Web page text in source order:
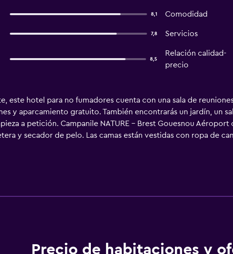
8,1 Comodidad
7,8 Servicios
8,5
Relación calidad-
precio
este hotel para no fumadores cuenta con una sala de
y aparcamiento gratuito. También encontrarás un jardín, un
a petición. Campanile NATURE - Brest Gouesnou
y secador de pelo. Las camas están vestidas con ropa de
baños están equipados con ducha y bañera combinadas. Los
wifi gratis. Los servicios para personas de negocios incluyen
Precio de habitaciones y